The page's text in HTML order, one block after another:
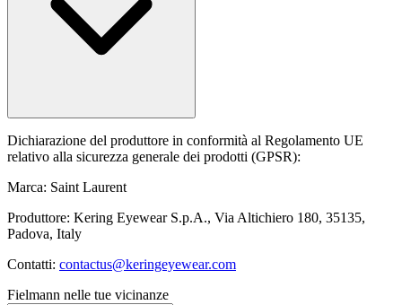
Dichiarazione del produttore in conformità al Regolamento UE
relativo alla sicurezza generale dei prodotti (GPSR):
Marca: Saint Laurent
Produttore: Kering Eyewear S.p.A., Via Altichiero 180, 35135,
Padova, Italy
Contatti: contactus@keringeyewear.com
Fielmann nelle tue vicinanze